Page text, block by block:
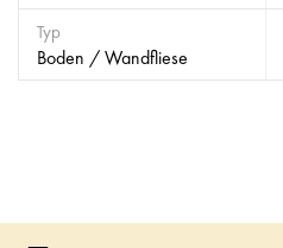
Typ
Boden / Wandfliese